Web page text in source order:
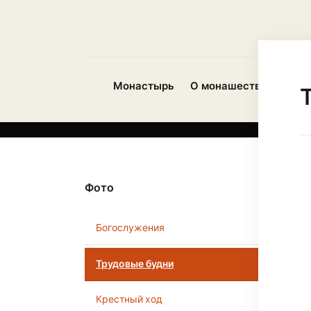
Монастырь О монашестве
Фото
Богослужения
Трудовые будни
Крестный ход